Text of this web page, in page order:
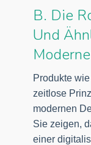
B. Die
Und
Produkte
zeitlose
modernen
Sie zeigen,
einer